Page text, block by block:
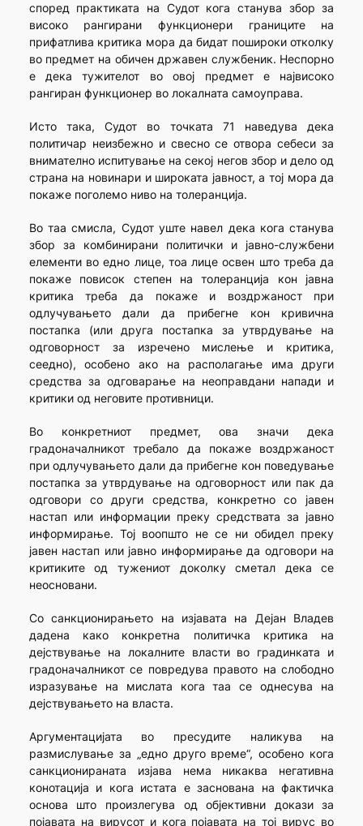
според практиката на Судот кога станува збор за
високо рангирани функционери границите на
прифатлива критика мора да бидат пошироки отколку
во предмет на обичен државен службеник. Неспорно
е дека тужителот во овој предмет е највисоко
рангиран функционер во локалната самоуправа.
Исто така, Судот во точката 71 наведува дека
политичар неизбежно и свесно се отвора себеси за
внимателно испитување на секој негов збор и дело од
страна на новинари и широката јавност, а тој мора да
покаже поголемо ниво на толеранција.
Во таа смисла, Судот уште навел дека кога станува
збор за комбинирани политички и јавно-службени
елементи во едно лице, тоа лице освен што треба да
покаже повисок степен на толеранција кон јавна
критика треба да покаже и воздржаност при
одлучувањето дали да прибегне кон кривична
постапка (или друга постапка за утврдување на
одговорност за изречено мислење и критика,
сеедно), особено ако на располагање има други
средства за одговарање на неоправдани напади и
критики од неговите противници.
Во конкретниот предмет, ова значи дека
градоначалникот требало да покаже воздржаност
при одлучувањето дали да прибегне кон поведување
постапка за утврдување на одговорност или пак да
одговори со други средства, конкретно со јавен
настап или информации преку средствата за јавно
информирање. Тој воопшто не се ни обидел преку
јавен настап или јавно информирање да одговори на
критиките од тужениот доколку сметал дека се
неосновани.
Со санкционирањето на изјавата на Дејан Владев
дадена како конкретна политичка критика на
дејствување на локалните власти во градинката и
градоначалникот се повредува правото на слободно
изразување на мислата кога таа се однесува на
дејствувањето на власта.
Аргументацијата во пресудите наликува на
размислување за „едно друго време“, особено кога
санкционираната изјава нема никаква негативна
конотација и кога истата е заснована на фактичка
основа што произлегува од објективни докази за
појавата на вирусот и кога појавата на тој вирус во